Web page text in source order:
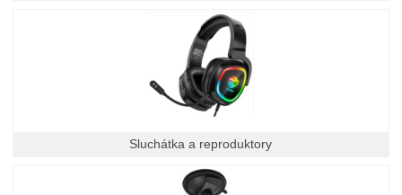
Sluchátka a reproduktory